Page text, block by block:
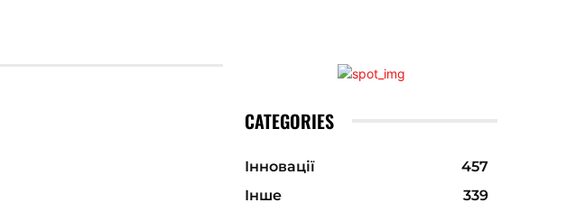
CATEGORIES
Інновації
457
Інше
339